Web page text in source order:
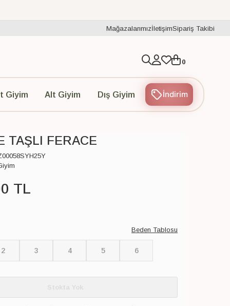
MağazalarımızİletişimSipariş Takibi
0
Giyim Alt Giyim Dış Giyim İndirim
TAŞLI FERACE
TL
Beden Tablosu
2 3 4 5 6